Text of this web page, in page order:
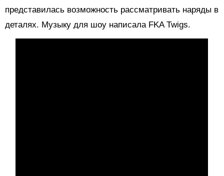
представилась возможность рассматривать наряды в
деталях. Музыку для шоу написала FKA Twigs.